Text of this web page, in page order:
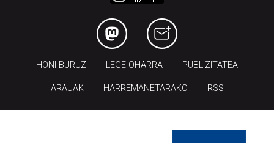
HONI BURUZ LEGE OHARRA PUBLIZITATEA
ARAUAK HARREMANETARAKO RSS